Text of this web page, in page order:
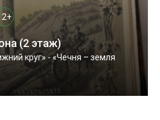
(2 этаж)
круг» - «Чечня – земля